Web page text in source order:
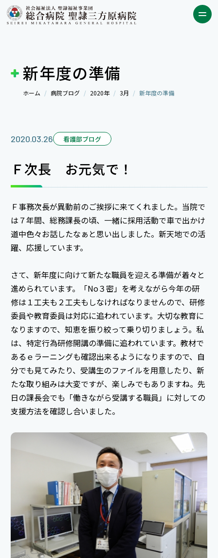
新年度の準備
ホーム 病院ブログ 2020年 3月 新年度の準備
2020.03.26 看護部ブログ
Ｆ次長 お元気で！
Ｆ事務次長が異動前のご挨拶に来てくれました。当院で
は７年間、総務課長の頃、一緒に採用活動で車で出かけ
道中色々お話したなぁと思い出しました。新天地での活
躍、応援しています。
さて、新年度に向けて新たな職員を迎える準備が着々と
進められています。「No３密」を考えながら今年の研
修は１工夫も２工夫もしなければなりませんので、研修
委員や教育委員は対応に追われています。大切な教育に
なりますので、知恵を振り絞って乗り切りましょう。私
は、特定行為研修開講の準備に追われています。教材で
あるｅラーニングも確認出来るようになりますので、自
分でも見てみたり、受講生のファイルを用意したり、新
たな取り組みは大変ですが、楽しみでもありますね。先
日の課長会でも「働きながら受講する職員」に対しての
支援方法を確認し合いました。